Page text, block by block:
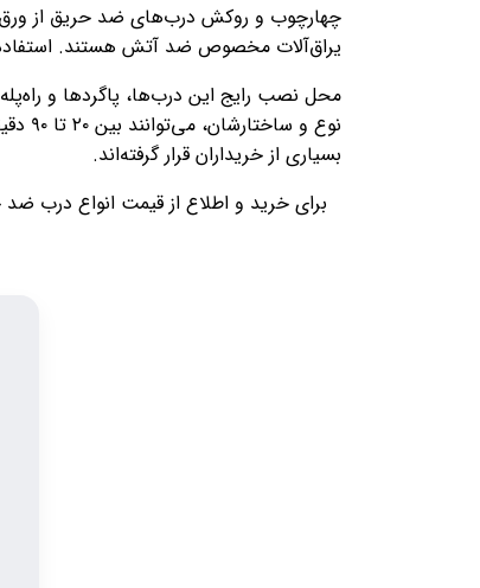
چهارچوب و روکش درب‌های ضد حریق از ورق
یراق‌آلات مخصوص ضد آتش هستند. استفاده
محل نصب رایج این درب‌ها، پاگردها و
بسیاری از خریداران قرار گرفته‌اند.
برای خرید و اطلاع از قیمت انواع درب